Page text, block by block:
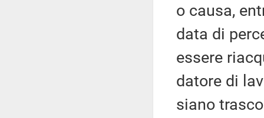
o causa,
data di
essere
datore di
siano